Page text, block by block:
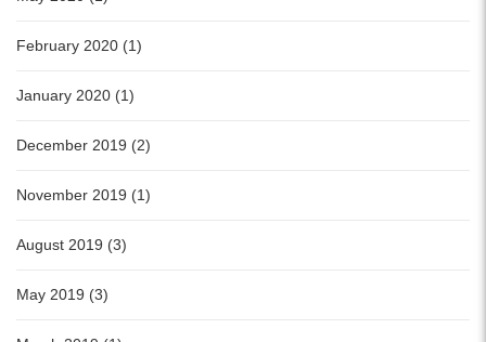
February 2020 (1)
January 2020 (1)
December 2019 (2)
November 2019 (1)
August 2019 (3)
May 2019 (3)